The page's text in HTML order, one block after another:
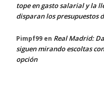
tope en gasto salarial y la
disparan los presupuestos
Pimpf99 en Real Madrid:
siguen mirando escoltas
opción